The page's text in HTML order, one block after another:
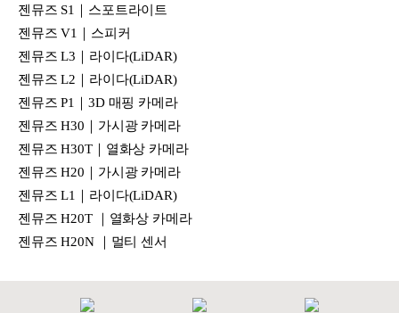
젠뮤즈 S1｜스포트라이트
젠뮤즈 V1｜스피커
젠뮤즈 L3｜라이다(LiDAR)
젠뮤즈 L2｜라이다(LiDAR)
젠뮤즈 P1｜3D 매핑 카메라
젠뮤즈 H30｜가시광 카메라
젠뮤즈 H30T｜열화상 카메라
젠뮤즈 H20｜가시광 카메라
젠뮤즈 L1｜라이다(LiDAR)
젠뮤즈 H20T ｜열화상 카메라
젠뮤즈 H20N ｜멀티 센서